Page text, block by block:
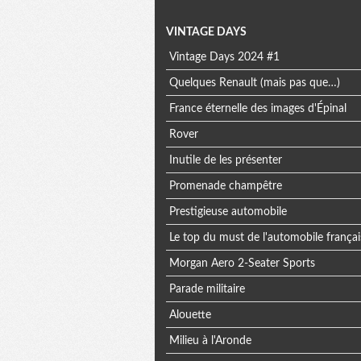
Menu
extra
VINTAGE DAYS
Vintage Days 2024 #1
Quelques Renault (mais pas que…)
France éternelle des images d'Épinal
Rover
Inutile de les présenter
Promenade champêtre
Prestigieuse automobile
Le top du must de l'automobile
Morgan Aero 2-Seater Sports
Parade militaire
Alouette
Milieu à l'Aronde